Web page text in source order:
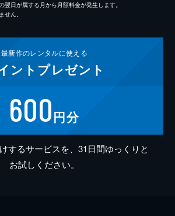
日が属する月から月額料金が発生します。
ん。
最新作のレンタルに使える
ント プレゼント
600円分
するサービスを、31日間ゆっくりと
お試しください。